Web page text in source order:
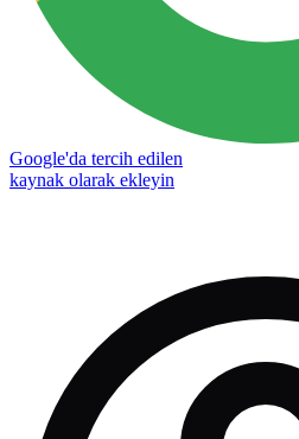
Google'da tercih edilen
kaynak olarak ekleyin